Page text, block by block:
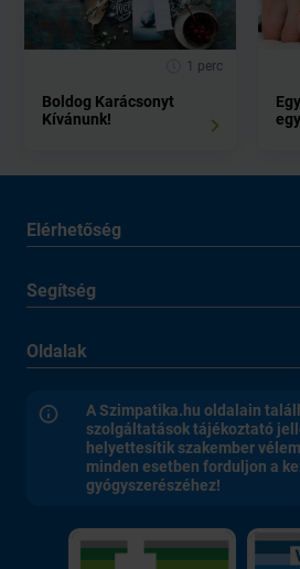
1 perc
Boldog Karácsonyt
Kívánunk!
Elérhetőség
Segítség
Oldalak
A Szimpatika.hu oldalain
szolgáltatások tájékoztató
helyettesítik szakember
minden esetben forduljon a
gyógyszerészéhez!